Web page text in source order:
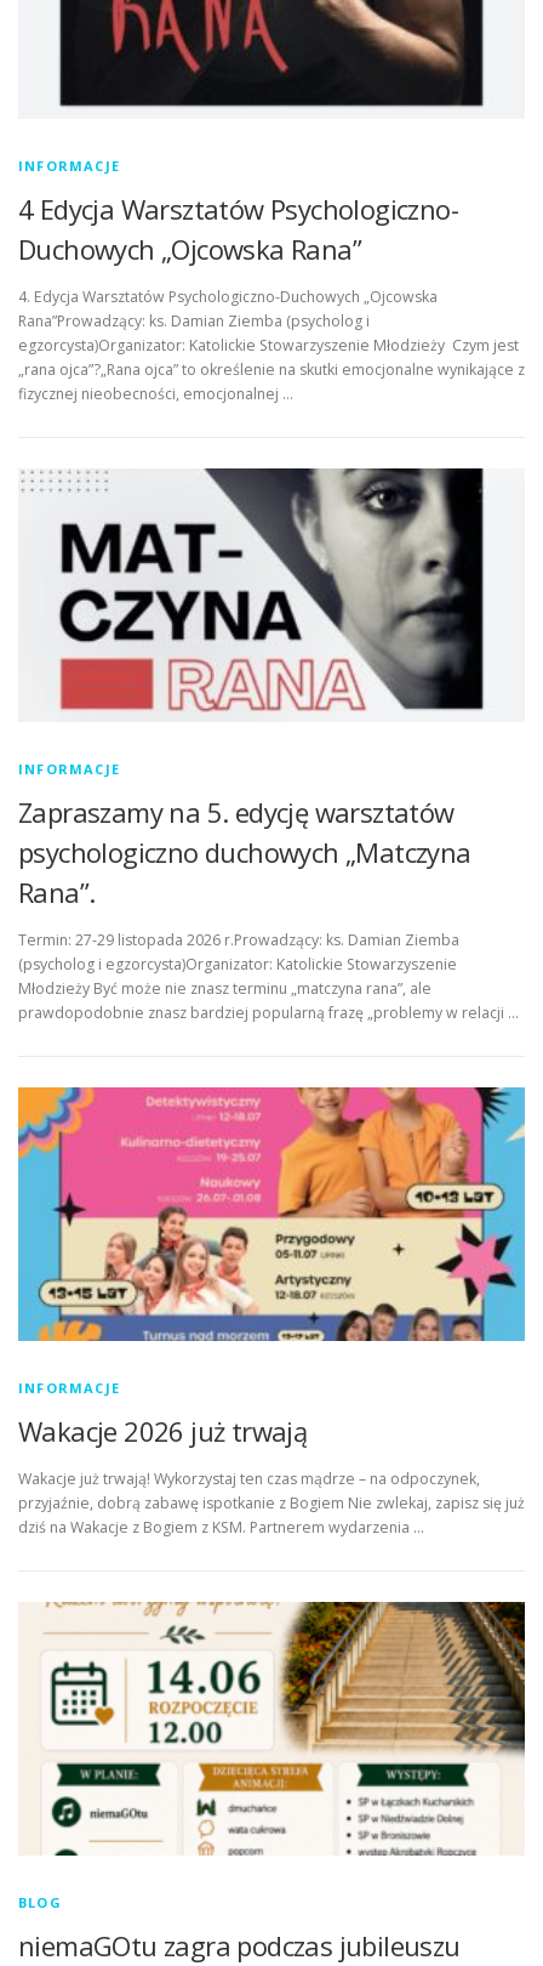
INFORMACJE
4 Edycja Warsztatów Psychologiczno-
Duchowych „Ojcowska Rana”
4. Edycja Warsztatów Psychologiczno-Duchowych „Ojcowska
Rana”Prowadzący: ks. Damian Ziemba (psycholog i
egzorcysta)Organizator: Katolickie Stowarzyszenie Młodzieży Czym jest
„rana ojca”?„Rana ojca” to określenie na skutki emocjonalne wynikające z
fizycznej nieobecności, emocjonalnej …
INFORMACJE
Zapraszamy na 5. edycję warsztatów
psychologiczno duchowych „Matczyna
Rana”.
Termin: 27-29 listopada 2026 r.Prowadzący: ks. Damian Ziemba
(psycholog i egzorcysta)Organizator: Katolickie Stowarzyszenie
Młodzieży Być może nie znasz terminu „matczyna rana”, ale
prawdopodobnie znasz bardziej popularną frazę „problemy w relacji …
INFORMACJE
Wakacje 2026 już trwają
Wakacje już trwają! Wykorzystaj ten czas mądrze – na odpoczynek,
przyjaźnie, dobrą zabawę ispotkanie z Bogiem Nie zwlekaj, zapisz się już
dziś na Wakacje z Bogiem z KSM. Partnerem wydarzenia …
BLOG
niemaGOtu zagra podczas jubileuszu